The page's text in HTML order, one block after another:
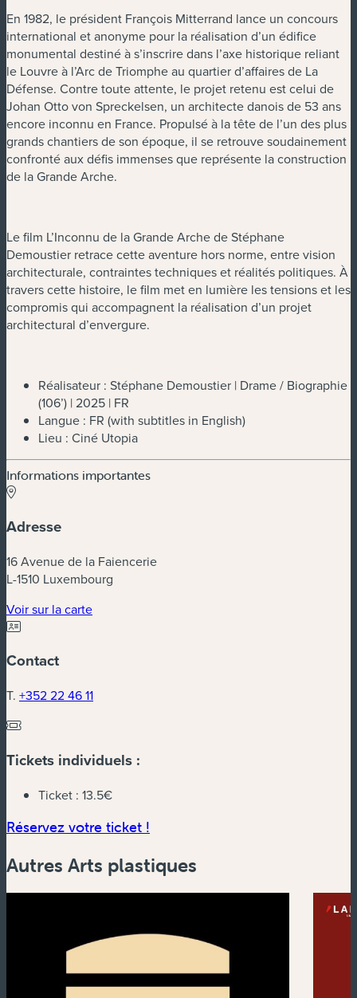
En 1982, le président François Mitterrand lance un concours
international et anonyme pour la réalisation d’un édifice
monumental destiné à s’inscrire dans l’axe historique reliant
le Louvre à l’Arc de Triomphe au quartier d’affaires de La
Défense. Contre toute attente, le projet retenu est celui de
Johan Otto von Spreckelsen, un architecte danois de 53 ans
encore inconnu en France. Propulsé à la tête de l’un des plus
grands chantiers de son époque, il se retrouve soudainement
confronté aux défis immenses que représente la construction
de la Grande Arche.
Le film L’Inconnu de la Grande Arche de Stéphane
Demoustier retrace cette aventure hors norme, entre vision
architecturale, contraintes techniques et réalités politiques. À
travers cette histoire, le film met en lumière les tensions et les
compromis qui accompagnent la réalisation d’un projet
architectural d’envergure.
Réalisateur : Stéphane Demoustier | Drame / Biographie
(106’) | 2025 | FR
Langue : FR (with subtitles in English)
Lieu : Ciné Utopia
Informations importantes
Adresse
16 Avenue de la Faiencerie
L-1510 Luxembourg
Voir sur la carte(nouvelle fenêtre)
Contact
T. +352 22 46 11
Tickets individuels :
Ticket : 13.5€
Réservez votre ticket !
Autres Arts plastiques